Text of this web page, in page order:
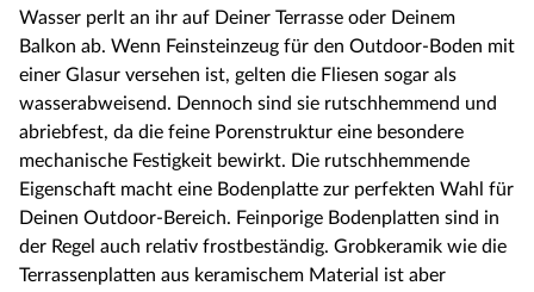
Wasser perlt an ihr auf Deiner Terrasse oder Deinem
Balkon ab. Wenn Feinsteinzeug für den Outdoor-Boden mit
einer Glasur versehen ist, gelten die Fliesen sogar als
wasserabweisend. Dennoch sind sie rutschhemmend und
abriebfest, da die feine Porenstruktur eine besondere
mechanische Festigkeit bewirkt. Die rutschhemmende
Eigenschaft macht eine Bodenplatte zur perfekten Wahl für
Deinen Outdoor-Bereich. Feinporige Bodenplatten sind in
der Regel auch relativ frostbeständig. Grobkeramik wie die
Terrassenplatten aus keramischem Material ist aber